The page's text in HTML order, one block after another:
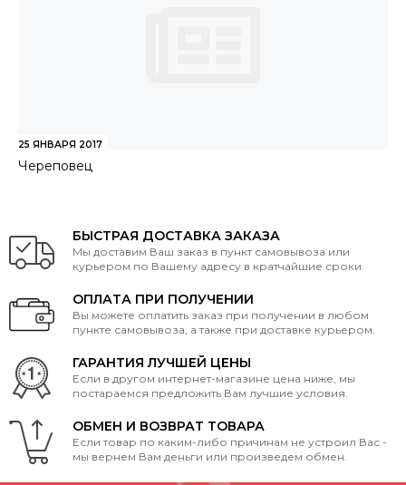
25 ЯНВАРЯ 2017
Череповец
БЫСТРАЯ ДОСТАВКА ЗАКАЗА
Мы доставим Ваш заказ в пункт самовывоза или
курьером по Вашему адресу в кратчайшие сроки.
ОПЛАТА ПРИ ПОЛУЧЕНИИ
Вы можете оплатить заказ при получении в любом
пункте самовывоза, а также при доставке курьером.
ГАРАНТИЯ ЛУЧШЕЙ ЦЕНЫ
Если в другом интернет-магазине цена ниже, мы
постараемся предложить Вам лучшие условия.
ОБМЕН И ВОЗВРАТ ТОВАРА
Если товар по каким-либо причинам не устроил Вас -
мы вернем Вам деньги или произведем обмен.